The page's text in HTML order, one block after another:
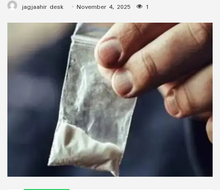
jagjaahir desk November 4, 2025 1